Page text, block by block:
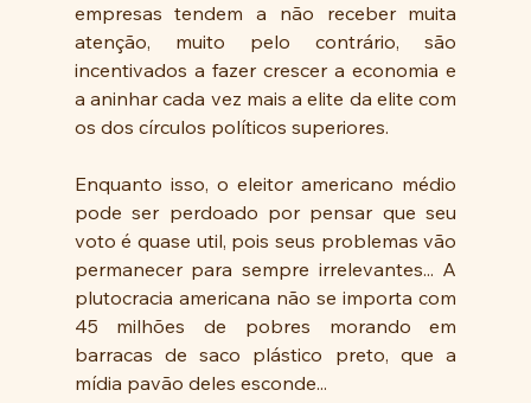
empresas tendem a não receber muita
atenção, muito pelo contrário, são
incentivados a fazer crescer a economia e
a aninhar cada vez mais a elite da elite com
os dos círculos políticos superiores.
Enquanto isso, o eleitor americano médio
pode ser perdoado por pensar que seu
voto é quase util, pois seus problemas vão
permanecer para sempre irrelevantes... A
plutocracia americana não se importa com
45 milhões de pobres morando em
barracas de saco plástico preto, que a
mídia pavão deles esconde...